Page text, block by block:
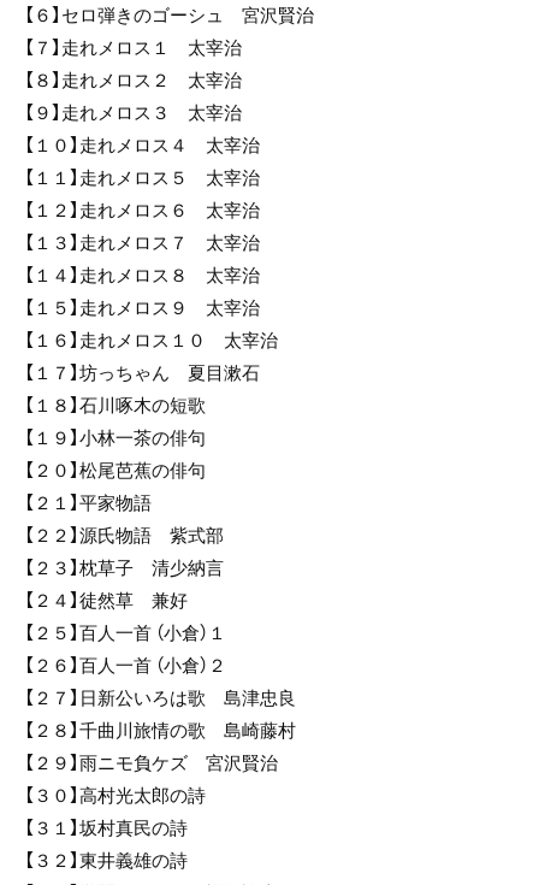
【６】セロ弾きのゴーシュ 宮沢賢治
【７】走れメロス１ 太宰治
【８】走れメロス２ 太宰治
【９】走れメロス３ 太宰治
【１０】走れメロス４ 太宰治
【１１】走れメロス５ 太宰治
【１２】走れメロス６ 太宰治
【１３】走れメロス７ 太宰治
【１４】走れメロス８ 太宰治
【１５】走れメロス９ 太宰治
【１６】走れメロス１０ 太宰治
【１７】坊っちゃん 夏目漱石
【１８】石川啄木の短歌
【１９】小林一茶の俳句
【２０】松尾芭蕉の俳句
【２１】平家物語
【２２】源氏物語 紫式部
【２３】枕草子 清少納言
【２４】徒然草 兼好
【２５】百人一首 （小倉）１
【２６】百人一首 （小倉）２
【２７】日新公いろは歌 島津忠良
【２８】千曲川旅情の歌 島崎藤村
【２９】雨ニモ負ケズ 宮沢賢治
【３０】高村光太郎の詩
【３１】坂村真民の詩
【３２】東井義雄の詩